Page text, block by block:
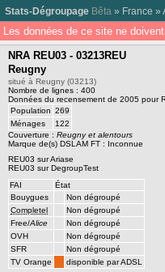
Stats-Dégroupage Bêta » France »
Les données de ce site ne
NRA REU03 - 03213REU
Reugny
situé à Reugny (03213)
Nombre de lignes : 400
Données du recensement de 2005 pour
Population 269
Ménages
122
Couverture : Reugny et alentours
Marque de(s) DSLAM FT : Inconnue
REU03 sur Ariase
REU03 sur DegroupTest
FAI
État
Bouygues
Non dégroupé
Completel
Non dégroupé
Free/Alice
Non dégroupé
OVH
Non dégroupé
SFR
Non dégroupé
TV Orange
disponible par ADSL